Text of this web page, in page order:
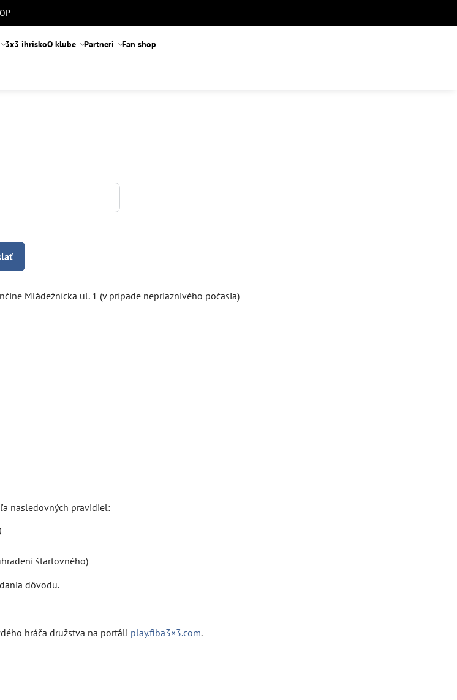
3x3 ihriskoO klube Partneri Fan shop
Mládežnícka ul. 1 (v prípade nepriaznivého počasia)
nasledovných pravidiel:
štartovného)
dôvodu.
hráča družstva na portáli play.fiba3×3.com.